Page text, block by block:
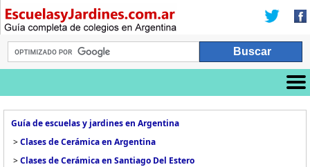
Guía de escuelas y jardines en Argentina
>Clases de Cerámica en Argentina
>Clases de Cerámica en Santiago Del Estero